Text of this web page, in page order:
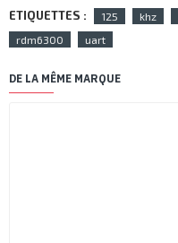
ETIQUETTES : 125 khz
rdm6300
uart
DE LA MÊME MARQUE